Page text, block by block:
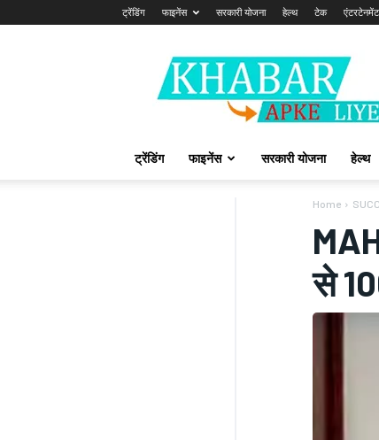
ट्रेंडिंग फाइनेंस सरकारी योजना हेल्थ टेक एंटरटेनमेंट
Khabarapkeliye.com
ट्रेंडिंग फाइनेंस सरकारी योजना हेल्थ
Home
से